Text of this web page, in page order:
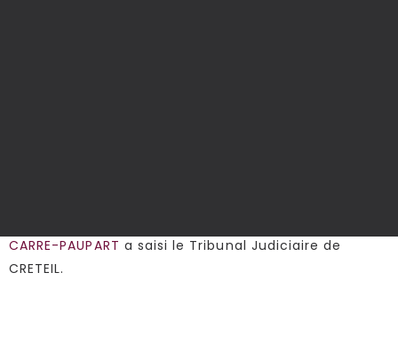
CARRE-PAUPART a saisi le Tribunal Judiciaire de
CRETEIL.